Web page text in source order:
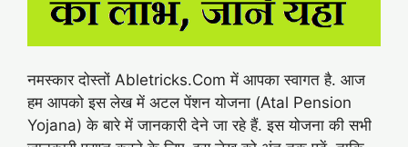
नमस्कार दोस्तों Abletricks.Com में आपका स्वागत है. आज
हम आपको इस लेख में अटल पेंशन योजना (Atal Pension
Yojana) के बारे में जानकारी देने जा रहे हैं. इस योजना की सभी